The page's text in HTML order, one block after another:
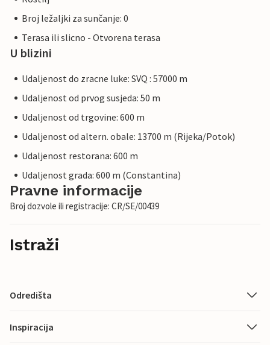
Broj ležaljki za sunčanje: 0
Terasa ili slicno - Otvorena terasa
U blizini
Udaljenost do zracne luke: SVQ : 57000 m
Udaljenost od prvog susjeda: 50 m
Udaljenost od trgovine: 600 m
Udaljenost od altern. obale: 13700 m (Rijeka/Potok)
Udaljenost restorana: 600 m
Udaljenost grada: 600 m (Constantina)
Pravne informacije
Broj dozvole ili registracije: CR/SE/00439
Istraži
Odredišta
Inspiracija